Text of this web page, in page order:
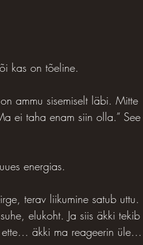
kas on tõeline.
ammu sisemiselt läbi. Mitte
ei taha enam siin olla.”
energias.
terav liikumine satub uttu.
elukoht. Ja siis äkki tekib
ette… äkki ma reageerin üle…